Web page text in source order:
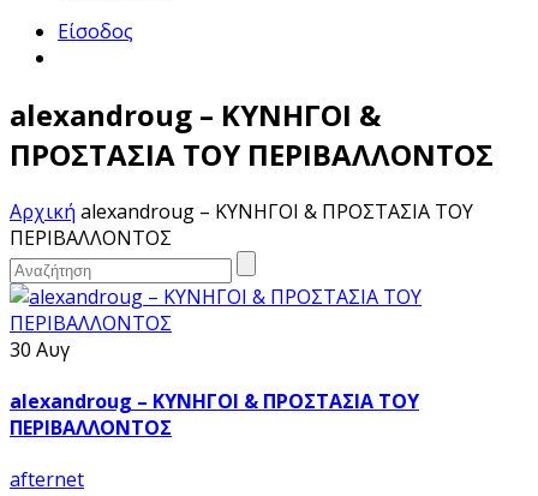
Είσοδος
alexandroug – ΚΥΝΗΓΟΙ &
ΠΡΟΣΤΑΣΙΑ ΤΟΥ ΠΕΡΙΒΑΛΛΟΝΤΟΣ
Αρχική alexandroug – ΚΥΝΗΓΟΙ & ΠΡΟΣΤΑΣΙΑ ΤΟΥ
ΠΕΡΙΒΑΛΛΟΝΤΟΣ
30 Αυγ
alexandroug – ΚΥΝΗΓΟΙ & ΠΡΟΣΤΑΣΙΑ ΤΟΥ
ΠΕΡΙΒΑΛΛΟΝΤΟΣ
afternet